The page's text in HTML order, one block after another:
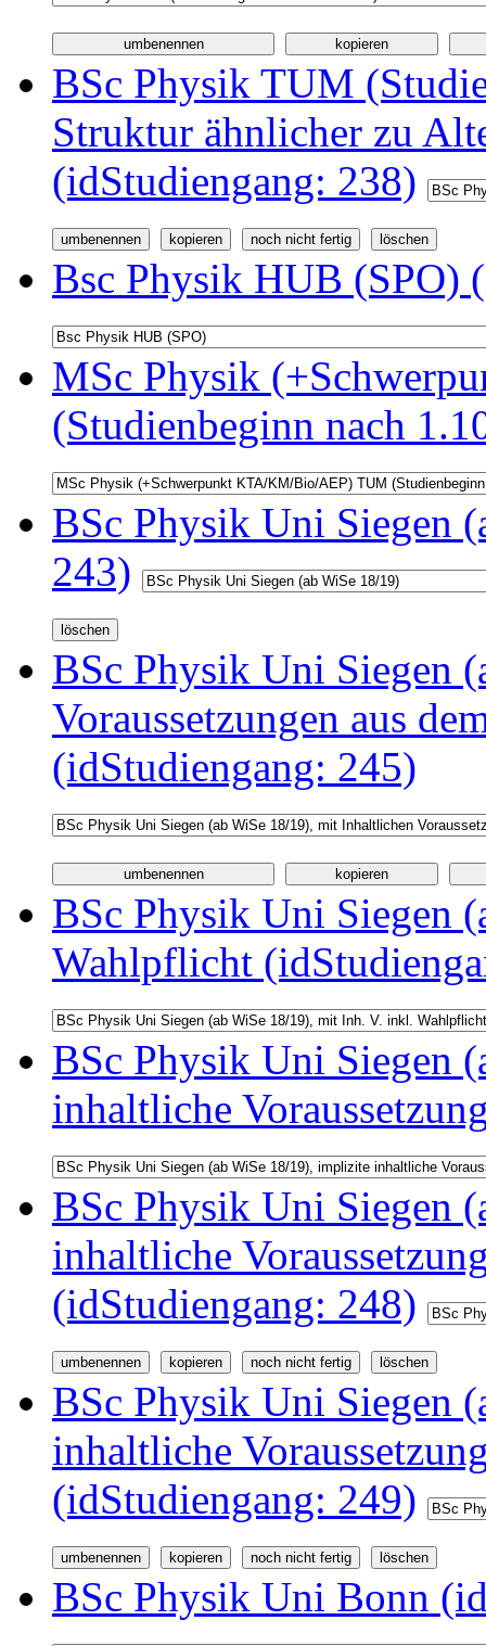
BSc Physik TUM
Struktur ähnlicher zu
(idStudiengang: 238)
Bsc Physik HUB (SPO)
MSc Physik
(Studienbeginn nach
BSc Physik Uni Siegen
243)
BSc Physik Uni Siegen
Voraussetzungen aus
(idStudiengang: 245)
BSc Physik Uni Siegen
Wahlpflicht
BSc Physik Uni Siegen
inhaltliche
BSc Physik Uni Siegen
inhaltliche
(idStudiengang: 248)
BSc Physik Uni Siegen
inhaltliche
(idStudiengang: 249)
BSc Physik Uni Bonn